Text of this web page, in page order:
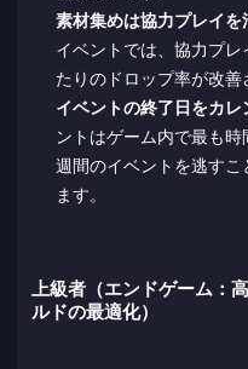
素材集めは協力プレイを
イベントでは、協力プ
たりのドロップ率が改善
イベントの終了日をカレ
ントはゲーム内で最も
週間のイベントを逃す
ます。
上級者（エンドゲーム：
ルドの最適化）